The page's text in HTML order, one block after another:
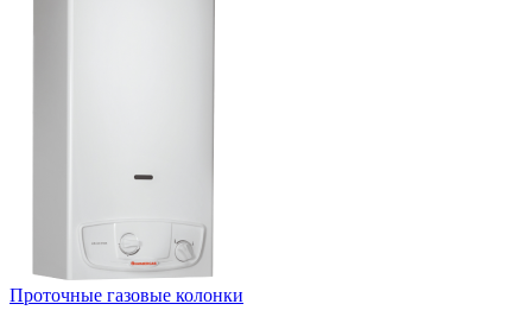
Проточные газовые колонки